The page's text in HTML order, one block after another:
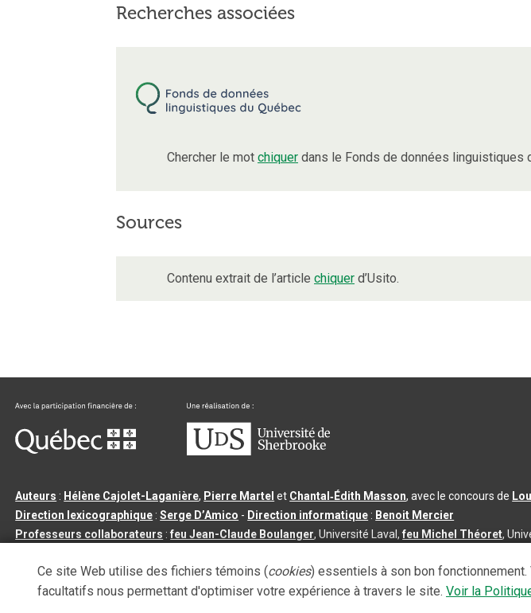
Recherches associées
Chercher le mot chiquer dans le Fonds de données linguistiques
Sources
Contenu extrait de l’article chiquer d’Usito.
Auteurs : Hélène Cajolet-Laganière, Pierre Martel et Chantal‑Édith Masson, avec le concours de
Direction lexicographique :Serge D’Amico - Direction informatique : Benoit Mercier
Professeurs collaborateurs :feu Jean-Claude Boulanger, Université Laval,feu Michel Théoret,
Tous droits réservés©Université de Sherbrooke |3.2.2- Dernière mise à jour du contenu :2026-08-03
Ce site Web utilise des fichiers témoins (cookies) essentiels à son bon
facultatifs nous permettant d'optimiser votre expérience à travers le site. Voir la